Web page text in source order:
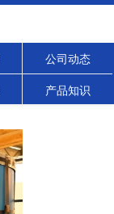
公司动态
产品知识